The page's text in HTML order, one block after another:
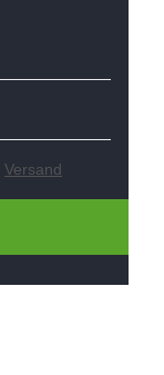
Versand